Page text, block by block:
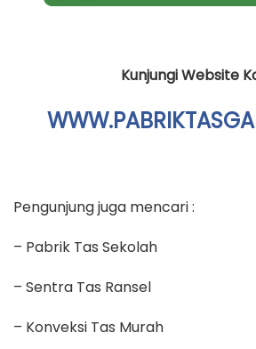
Kunjungi Website
Pengunjung juga mencari :
– Pabrik Tas Sekolah
– Sentra Tas Ransel
– Konveksi Tas Murah